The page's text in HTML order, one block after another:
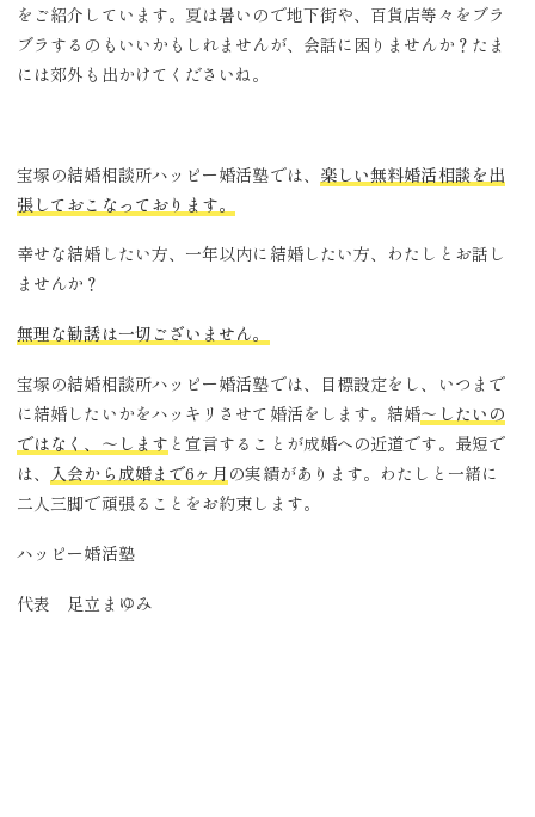
をご紹介しています。夏は暑いので地下街や、百貨店等々をブラ
ブラするのもいいかもしれませんが、会話に困りませんか？たま
には郊外も出かけてくださいね。
宝塚の結婚相談所ハッピー婚活塾では、 楽しい無料婚活相談を出
張しておこなっております。
幸せな結婚したい方、一年以内に結婚したい方、わたしとお話し
ませんか？
無理な勧誘は一切ございません。
宝塚の結婚相談所ハッピー婚活塾では、目標設定をし、いつまで
に結婚したいかをハッキリさせて婚活をします。結婚～したいの
ではなく、～します と宣言することが成婚への近道です。最短で
は、
入会から成婚まで6ヶ月 の実績があります。わたしと一緒に
二人三脚で頑張ることをお約束します。
ハッピー婚活塾
代表 足立まゆみ